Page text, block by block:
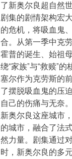
了新奥尔良超自然
剧集的剧情架构宏
的危机，将吸血鬼
合。从第一季中克
霍普的诞生、始祖
绕“家族”与“救赎”
塞尔作为克劳斯的
了摆脱吸血鬼的压
自己的伤痛与无奈。
新奥尔良这座城市
的城市，融合了法
然力量。剧集通过
时，新奥尔良的多